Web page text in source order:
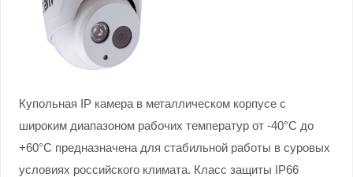
Купольная IP камера в металлическом корпусе с
широким диапазоном рабочих температур от -40°С до
+60°С предназначена для стабильной работы в суровых
условиях российского климата. Класс защиты IP66